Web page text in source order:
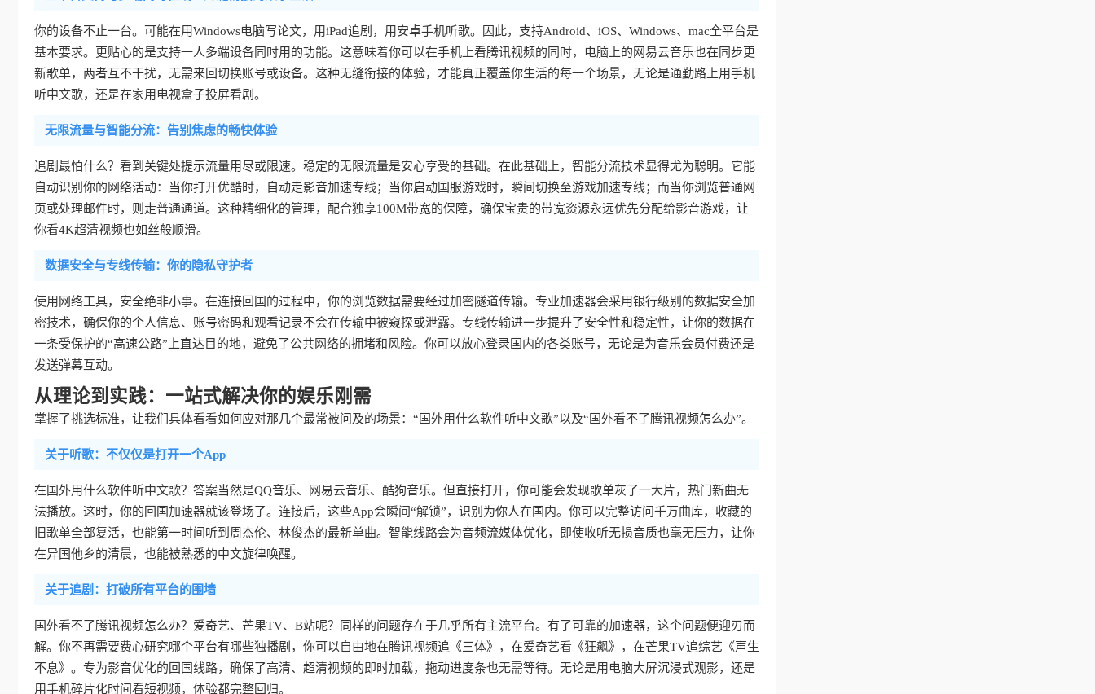
你的设备不止一台。可能在用Windows电脑写论文，用iPad追剧，用安卓手机听歌。因此，支持Android、iOS、Windows、mac全平台是
基本要求。更贴心的是支持一人多端设备同时用的功能。这意味着你可以在手机上看腾讯视频的同时，电脑上的网易云音乐也在同步更
新歌单，两者互不干扰，无需来回切换账号或设备。这种无缝衔接的体验，才能真正覆盖你生活的每一个场景，无论是通勤路上用手机
听中文歌，还是在家用电视盒子投屏看剧。
无限流量与智能分流：告别焦虑的畅快体验
追剧最怕什么？看到关键处提示流量用尽或限速。稳定的无限流量是安心享受的基础。在此基础上，智能分流技术显得尤为聪明。它能
自动识别你的网络活动：当你打开优酷时，自动走影音加速专线；当你启动国服游戏时，瞬间切换至游戏加速专线；而当你浏览普通网
页或处理邮件时，则走普通通道。这种精细化的管理，配合独享100M带宽的保障，确保宝贵的带宽资源永远优先分配给影音游戏，让
你看4K超清视频也如丝般顺滑。
数据安全与专线传输：你的隐私守护者
使用网络工具，安全绝非小事。在连接回国的过程中，你的浏览数据需要经过加密隧道传输。专业加速器会采用银行级别的数据安全加
密技术，确保你的个人信息、账号密码和观看记录不会在传输中被窥探或泄露。专线传输进一步提升了安全性和稳定性，让你的数据在
一条受保护的“高速公路”上直达目的地，避免了公共网络的拥堵和风险。你可以放心登录国内的各类账号，无论是为音乐会员付费还是
发送弹幕互动。
从理论到实践：一站式解决你的娱乐刚需
掌握了挑选标准，让我们具体看看如何应对那几个最常被问及的场景：“国外用什么软件听中文歌”以及“国外看不了腾讯视频怎么办”。
关于听歌：不仅仅是打开一个App
在国外用什么软件听中文歌？答案当然是QQ音乐、网易云音乐、酷狗音乐。但直接打开，你可能会发现歌单灰了一大片，热门新曲无
法播放。这时，你的回国加速器就该登场了。连接后，这些App会瞬间“解锁”，识别为你人在国内。你可以完整访问千万曲库，收藏的
旧歌单全部复活，也能第一时间听到周杰伦、林俊杰的最新单曲。智能线路会为音频流媒体优化，即使收听无损音质也毫无压力，让你
在异国他乡的清晨，也能被熟悉的中文旋律唤醒。
关于追剧：打破所有平台的围墙
国外看不了腾讯视频怎么办？爱奇艺、芒果TV、B站呢？同样的问题存在于几乎所有主流平台。有了可靠的加速器，这个问题便迎刃而
解。你不再需要费心研究哪个平台有哪些独播剧，你可以自由地在腾讯视频追《三体》，在爱奇艺看《狂飙》，在芒果TV追综艺《声生
不息》。专为影音优化的回国线路，确保了高清、超清视频的即时加载，拖动进度条也无需等待。无论是用电脑大屏沉浸式观影，还是
用手机碎片化时间看短视频，体验都完整回归。